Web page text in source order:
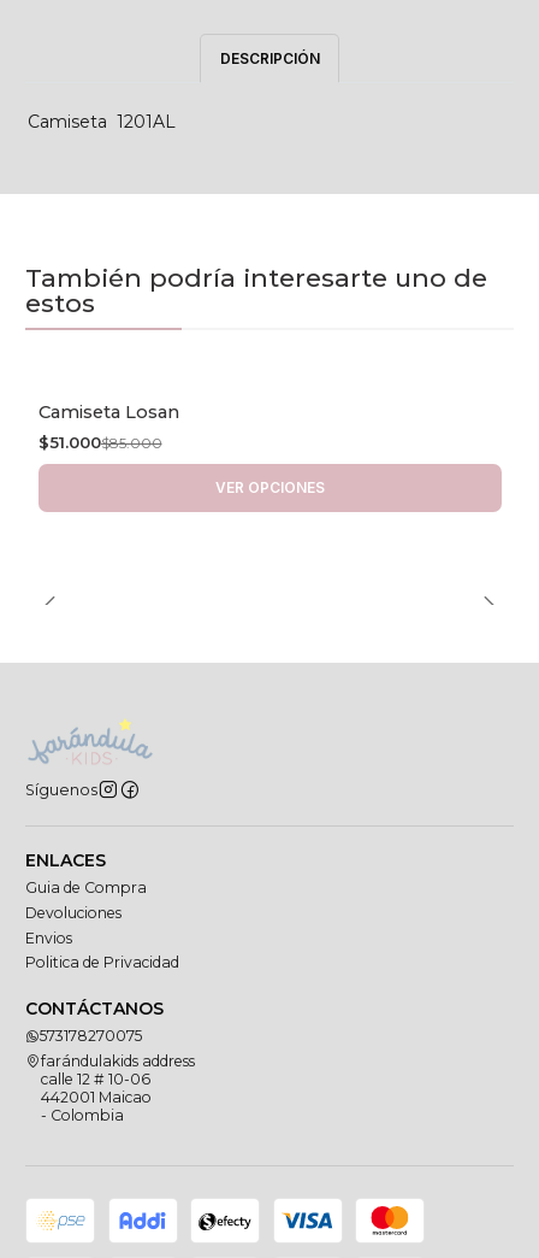
DESCRIPCIÓN
Camiseta 1201AL
También podría interesarte uno de
estos
-40% OFF
Camiseta Losan
$51.000$85.000
VER OPCIONES
Síguenos
ENLACES
Guia de Compra
Devoluciones
Envios
Politica de Privacidad
CONTÁCTANOS
573178270075
farándulakids address
calle 12 # 10-06
442001 Maicao
- Colombia